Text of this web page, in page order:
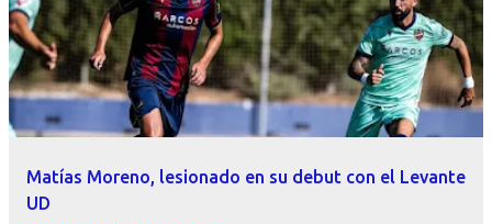
Matías Moreno, lesionado en su debut con el Levante
UD